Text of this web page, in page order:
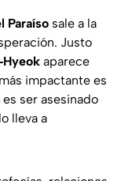
Paraíso sale a la
Justo
aparece
impactante es
ser asesinado
lleva a